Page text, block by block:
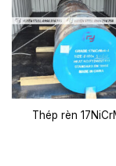
Thép rèn